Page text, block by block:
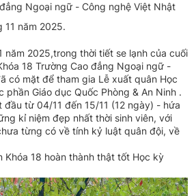
Ngoại ngữ - Công nghệ Việt Nhật
11 năm 2025.
năm 2025,trong thời tiết se lạnh của cuối
18 Trường Cao đẳng Ngoại ngữ -
có mặt để tham gia Lễ xuất quân Học
phần Giáo dục Quốc Phòng & An Ninh .
đầu từ 04/11 đến 15/11 (12 ngày) - hứa
kỉ niệm đẹp nhất thời sinh viên, với
từng có về tính kỷ luật quân đội, về
Khóa 18 hoàn thành thật tốt Học kỳ